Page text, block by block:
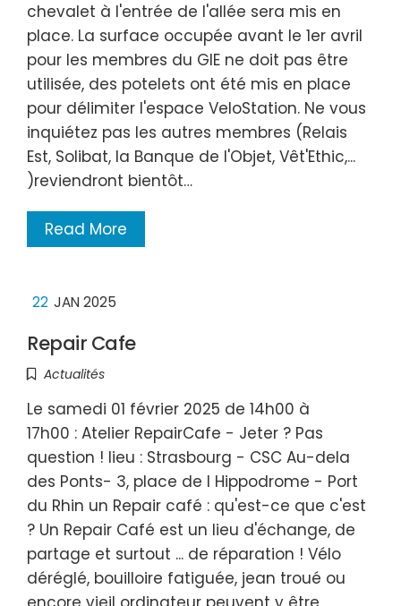
chevalet à l'entrée de l'allée sera mis en
place. La surface occupée avant le 1er avril
pour les membres du GIE ne doit pas être
utilisée, des potelets ont été mis en place
pour délimiter l'espace VeloStation. Ne vous
inquiétez pas les autres membres (Relais
Est, Solibat, la Banque de l'Objet, Vêt'Ethic,...
)reviendront bientôt…
Read More
22 JAN 2025
Repair Cafe
Actualités
Le samedi 01 février 2025 de 14h00 à
17h00 : Atelier RepairCafe - Jeter ? Pas
question ! lieu : Strasbourg - CSC Au-dela
des Ponts- 3, place de l Hippodrome - Port
du Rhin un Repair café : qu'est-ce que c'est
? Un Repair Café est un lieu d'échange, de
partage et surtout ... de réparation ! Vélo
déréglé, bouilloire fatiguée, jean troué ou